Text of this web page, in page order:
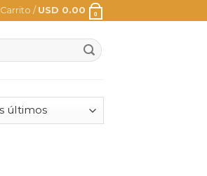
Carrito / USD 0.00 0